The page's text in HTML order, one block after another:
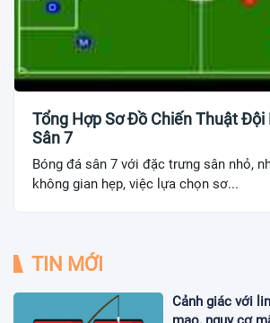
Tổng Hợp Sơ Đồ Chiến Thuật Đội
Sân 7
Bóng đá sân 7 với đặc trưng sân nhỏ,
không gian hẹp, việc lựa chọn sơ...
TIN MỚI
Cảnh giác với